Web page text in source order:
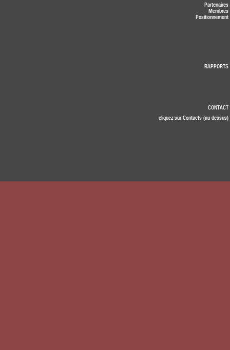
Partenaires
Membres
Positionnement
RAPPORTS
CONTACT
cliquez sur Contacts (au dessus)